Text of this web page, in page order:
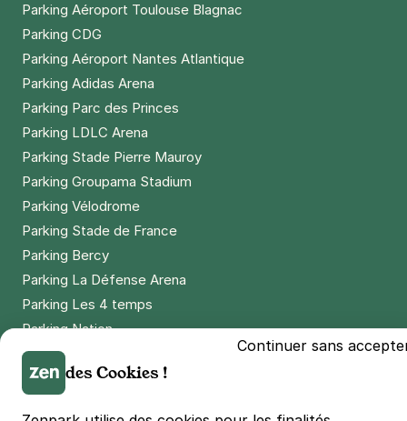
Parking Aéroport Toulouse Blagnac
Parking CDG
Parking Aéroport Nantes Atlantique
Parking Adidas Arena
Parking Parc des Princes
Parking LDLC Arena
Parking Stade Pierre Mauroy
Parking Groupama Stadium
Parking Vélodrome
Parking Stade de France
Parking Bercy
Parking La Défense Arena
Parking Les 4 temps
Parking Nation
Parking Porte de Versailles
Parking Lille Grand Palais
Continuer sans
des Cookies !